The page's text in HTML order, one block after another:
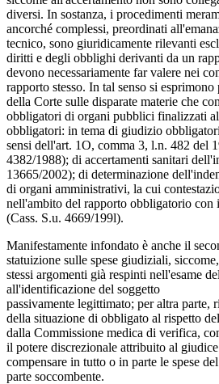
diversi. In sostanza, i procedimenti
ancorché complessi, preordinati
tecnico, sono giuridicamente rilevanti
diritti e degli obblighi derivanti da un
devono necessariamente far valere nei
rapporto stesso. In tal senso si
della Corte sulle disparate materie che
obbligatori di organi pubblici finalizzati
obbligatori: in tema di giudizio
sensi dell'art. 1O, comma 3, l.n. 482 del
4382/1988); di accertamenti sanitari
13665/2002); di determinazione
di organi amministrativi, la cui
nell'ambito del rapporto obbligatorio con
(Cass. S.u. 4669/199l).
Manifestamente infondato è anche il
statuizione sulle spese giudiziali,
stessi argomenti già respinti nell'esame
all'identificazione del soggetto
passivamente legittimato; per altra parte,
della situazione di obbligato al rispetto
dalla Commissione medica di verifica,
il potere discrezionale attribuito al
compensare in tutto o in parte le spese
parte soccombente.